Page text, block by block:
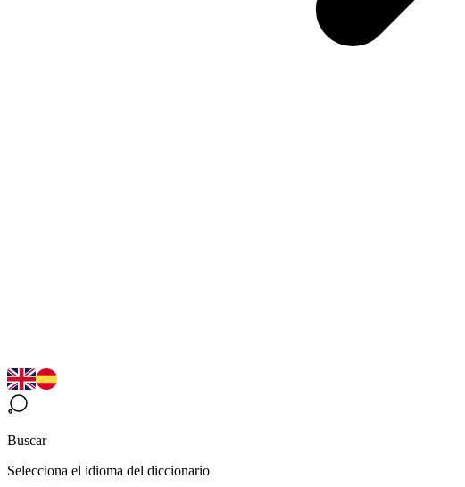
Buscar
Selecciona el idioma del diccionario